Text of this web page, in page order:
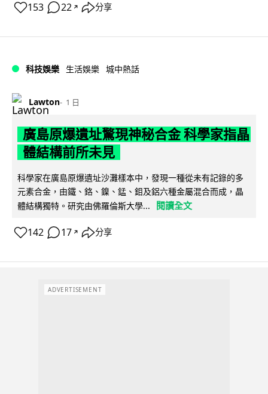
153 22 ↗ 分享
科技娛樂 生活娛樂 城中熱話
Lawton 1 日
廣島原爆遺址驚現神秘合金 科學家指晶
體結構前所未見
科學家在廣島原爆遺址沙灘樣本中，發現一種從未有記錄的多
元素合金，由鐵、鉻、鎳、錳、鉬及鋁六種金屬混合而成，晶
體結構獨特。研究由佛羅倫斯大學...
閱讀全文
142 17 ↗ 分享
ADVERTISEMENT